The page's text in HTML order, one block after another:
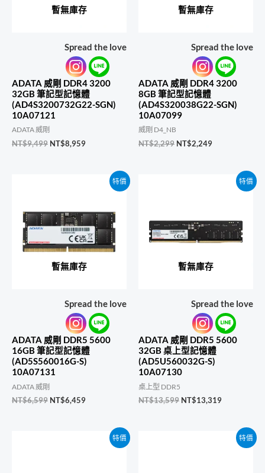
暫無庫存
Spread the love
ADATA 威剛 DDR4 3200
32GB 筆記型記憶體
(AD4S3200732G22-SGN)
10A07121
ADATA 威剛
NT$9,499 原
NT$8,959目
NT$8,959。
暫無庫存
Spread the love
ADATA 威剛 DDR4 3200
8GB 筆記型記憶體
(AD4S320038G22-SGN)
10A07099
威剛 D4_NB
NT$2,299 原
NT$2,249目
NT$2,249。
特價
暫無庫存
Spread the love
ADATA 威剛 DDR5 5600
16GB 筆記型記憶體
(AD5S560016G-S)
10A07131
ADATA 威剛
NT$6,599 原
NT$6,459目
NT$6,459。
特價
暫無庫存
Spread the love
ADATA 威剛 DDR5 5600
32GB 桌上型記憶體
(AD5U560032G-S)
10A07130
桌上型 DDR5
NT$13,599 原
NT$13,319目
NT$13,319
特價 特價